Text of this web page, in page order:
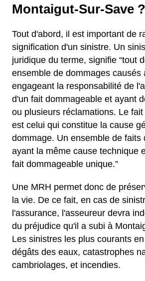
Montaigut-Sur-Save ?
Tout d'abord, il est important de
signification d'un sinistre. Un
juridique du terme, signifie “tout
ensemble de dommages causés
engageant la responsabilité de
d'un fait dommageable et ayant
ou plusieurs réclamations. Le
est celui qui constitue la cause
dommage. Un ensemble de faits
ayant la même cause technique
fait dommageable unique.”
Une MRH permet donc de
la vie. De ce fait, en cas de
l'assurance, l'asseureur devra
du préjudice qu'il a subi à
Les sinistres les plus courants
dégâts des eaux, catastrophes
cambriolages, et incendies.